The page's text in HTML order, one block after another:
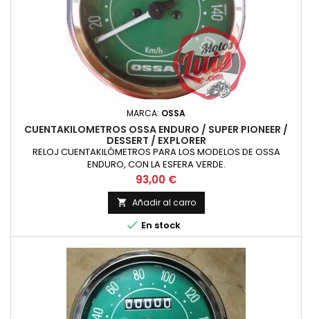
MARCA: OSSA
CUENTAKILOMETROS OSSA ENDURO / SUPER PIONEER /
DESSERT / EXPLORER
RELOJ CUENTAKILÓMETROS PARA LOS MODELOS DE OSSA
ENDURO, CON LA ESFERA VERDE.
Precio
93,00 €
 Añadir al carro
 En stock